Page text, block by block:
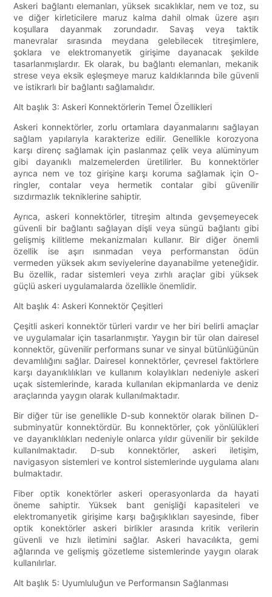
Askeri bağlantı elemanları, yüksek sıcaklıklar, nem ve toz, su
ve diğer kirleticilere maruz kalma dahil olmak üzere aşırı
koşullara dayanmak zorundadır. Savaş veya taktik
manevralar sırasında meydana gelebilecek titreşimlere,
şoklara ve elektromanyetik girişime dayanacak şekilde
tasarlanmışlardır. Ek olarak, bu bağlantı elemanları, mekanik
strese veya eksik eşleşmeye maruz kaldıklarında bile güvenli
ve istikrarlı bir bağlantı sağlamalıdır.
Alt başlık 3: Askeri Konnektörlerin Temel Özellikleri
Askeri konnektörler, zorlu ortamlara dayanmalarını sağlayan
sağlam yapılarıyla karakterize edilir. Genellikle korozyona
karşı direnç sağlamak için paslanmaz çelik veya alüminyum
gibi dayanıklı malzemelerden üretilirler. Bu konnektörler
ayrıca nem ve toz girişine karşı koruma sağlamak için O-
ringler, contalar veya hermetik contalar gibi güvenilir
sızdırmazlık tekniklerine sahiptir.
Ayrıca, askeri konnektörler, titreşim altında gevşemeyecek
güvenli bir bağlantı sağlayan dişli veya süngü bağlantı gibi
gelişmiş kilitleme mekanizmaları kullanır. Bir diğer önemli
özellik ise aşırı ısınmadan veya performanstan ödün
vermeden yüksek akım seviyelerine dayanabilme yeteneğidir.
Bu özellik, radar sistemleri veya zırhlı araçlar gibi yüksek
güçlü askeri uygulamalarda özellikle önemlidir.
Alt başlık 4: Askeri Konnektör Çeşitleri
Çeşitli askeri konnektör türleri vardır ve her biri belirli amaçlar
ve uygulamalar için tasarlanmıştır. Yaygın bir tür olan dairesel
konnektör, güvenilir performans sunar ve sinyal bütünlüğünün
devamlılığını sağlar. Dairesel konnektörler, çevresel faktörlere
karşı dayanıklılıkları ve kullanım kolaylıkları nedeniyle askeri
uçak sistemlerinde, karada kullanılan ekipmanlarda ve deniz
araçlarında yaygın olarak kullanılmaktadır.
Bir diğer tür ise genellikle D-sub konnektör olarak bilinen D-
subminyatür konnektördür. Bu konnektörler, çok yönlülükleri
ve dayanıklılıkları nedeniyle onlarca yıldır güvenilir bir şekilde
kullanılmaktadır. D-sub konnektörler, askeri iletişim,
navigasyon sistemleri ve kontrol sistemlerinde uygulama alanı
bulmaktadır.
Fiber optik konektörler askeri operasyonlarda da hayati
öneme sahiptir. Yüksek bant genişliği kapasiteleri ve
elektromanyetik girişime karşı bağışıklıkları sayesinde, fiber
optik konektörler askeri birlikler arasında kritik verilerin
güvenli ve hızlı iletimini sağlar. Askeri havacılıkta, gemi
ağlarında ve gelişmiş gözetleme sistemlerinde yaygın olarak
kullanılırlar.
Alt başlık 5: Uyumluluğun ve Performansın Sağlanması